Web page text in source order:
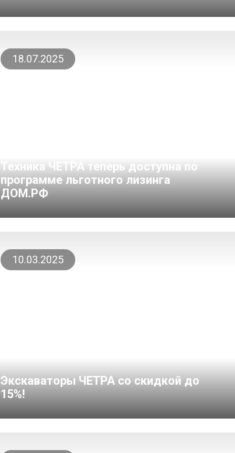
18.07.2025
Техника ЧЕТРА теперь доступна по
программе льготного лизинга
ДОМ.РФ
10.03.2025
Экскаваторы ЧЕТРА со скидкой до
15%!